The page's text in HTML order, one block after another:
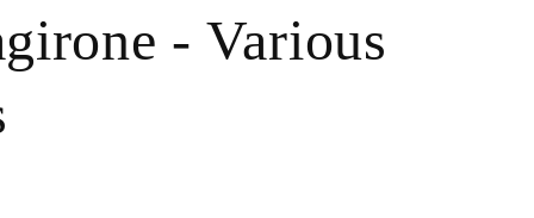
- Various